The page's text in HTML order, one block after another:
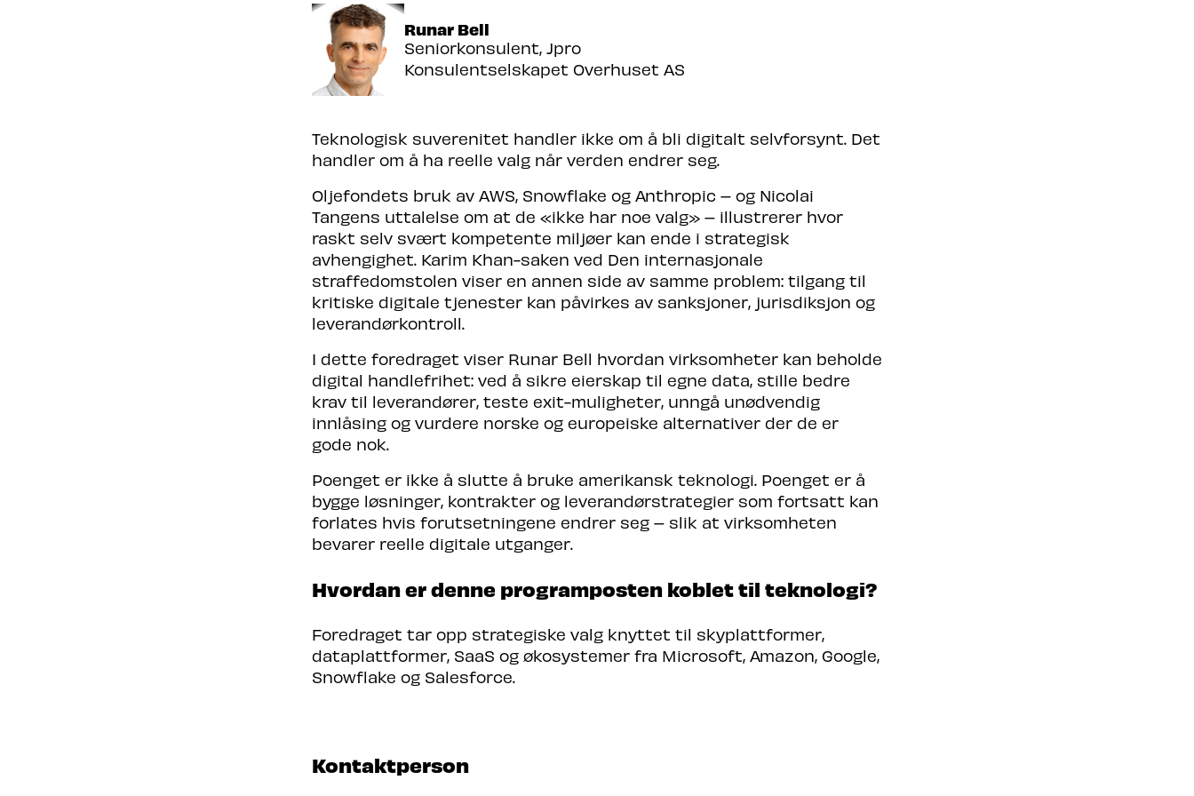
Runar Bell
Seniorkonsulent, Jpro
Konsulentselskapet Overhuset AS
Teknologisk suverenitet handler ikke om å bli digitalt selvforsynt. Det
handler om å ha reelle valg når verden endrer seg.
Oljefondets bruk av AWS, Snowflake og Anthropic – og Nicolai
Tangens uttalelse om at de «ikke har noe valg» – illustrerer hvor
raskt selv svært kompetente miljøer kan ende i strategisk
avhengighet. Karim Khan-saken ved Den internasjonale
straffedomstolen viser en annen side av samme problem: tilgang til
kritiske digitale tjenester kan påvirkes av sanksjoner, jurisdiksjon og
leverandørkontroll.
I dette foredraget viser Runar Bell hvordan virksomheter kan beholde
digital handlefrihet: ved å sikre eierskap til egne data, stille bedre
krav til leverandører, teste exit-muligheter, unngå unødvendig
innlåsing og vurdere norske og europeiske alternativer der de er
gode nok.
Poenget er ikke å slutte å bruke amerikansk teknologi. Poenget er å
bygge løsninger, kontrakter og leverandørstrategier som fortsatt kan
forlates hvis forutsetningene endrer seg – slik at virksomheten
bevarer reelle digitale utganger.
Hvordan er denne programposten koblet til teknologi?
Foredraget tar opp strategiske valg knyttet til skyplattformer,
dataplattformer, SaaS og økosystemer fra Microsoft, Amazon, Google,
Snowflake og Salesforce.
Kontaktperson